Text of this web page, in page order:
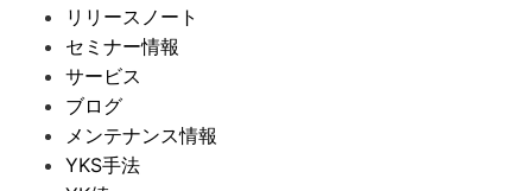
リリースノート
セミナー情報
サービス
ブログ
メンテナンス情報
YKS手法